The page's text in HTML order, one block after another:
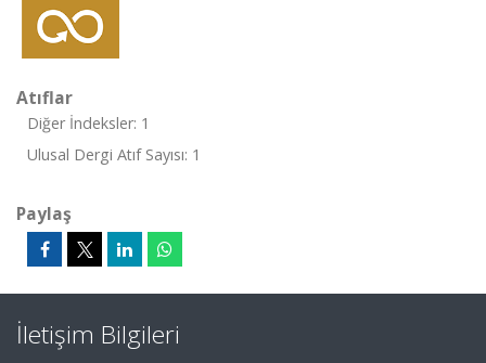
Atıflar
Diğer İndeksler: 1
Ulusal Dergi Atıf Sayısı: 1
Paylaş
İletişim Bilgileri